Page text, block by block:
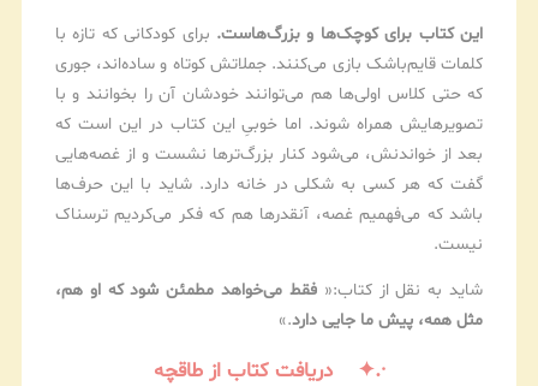
این کتاب برای کوچک‌ها و بزرگ‌هاست. برای کودکانی که تازه با
کلمات قایم‌باشک بازی می‌کنند. جملاتش کوتاه و ساده‌اند، جوری
که حتی کلاس اولی‌ها هم می‌توانند خودشان آن را بخوانند و با
تصویرهایش همراه شوند. اما خوبیِ این کتاب در این است که
بعد از خواندنش، می‌شود کنار بزرگ‌ترها نشست و از غصه‌هایی
گفت که هر کسی به شکلی در خانه دارد. شاید با این حرف‌ها
باشد که می‌فهمیم غصه، آنقدرها هم که فکر می‌کردیم ترسناک
نیست.
شاید به نقل از کتاب:« فقط می‌خواهد مطمئن شود که او هم،
مثل همه، پیش ما جایی دارد.»
·.✦ دریافت کتاب از طاقچه